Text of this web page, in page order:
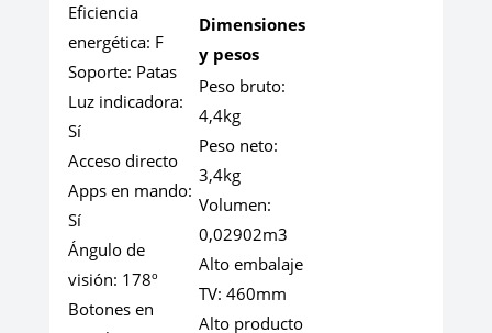
Eficiencia
energética: F
Soporte: Patas
Luz indicadora:
Sí
Acceso directo
Apps en mando:
Sí
Ángulo de
visión: 178º
Botones en
Dimensiones
y pesos
Peso bruto:
4,4kg
Peso neto:
3,4kg
Volumen:
0,02902m3
Alto embalaje
TV: 460mm
Alto producto